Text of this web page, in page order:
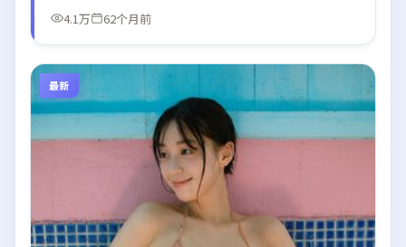
4.1万
62个月前
最新